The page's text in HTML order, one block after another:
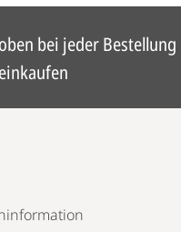
bei jeder Bestellung